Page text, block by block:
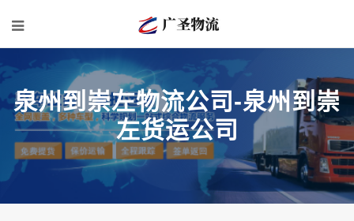
泉州到崇左物流公司-泉州到崇
左货运公司